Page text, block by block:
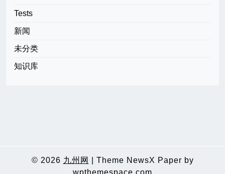
Tests
新闻
未分类
知识库
© 2026 九州网
Theme NewsX Paper by
wpthemespace.com